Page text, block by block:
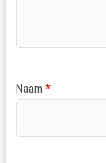
Naam *